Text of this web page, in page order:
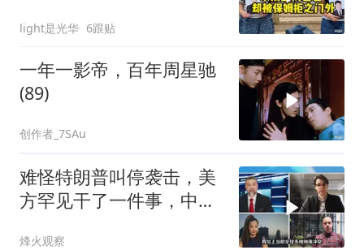
light是光华 6跟贴
一年一影帝，百年周星驰
(89)
创作者_7SAu
难怪特朗普叫停袭击，美
方罕见干了一件事，中方
烽火观察